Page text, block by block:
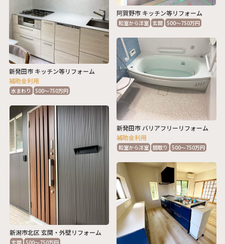
新発田市 キッチン等リフォーム
補助金利用
水まわり 500～750万円
阿賀野市 キッチン等リフォーム
和室から洋室 玄関 500～750万円
新発田市 バリアフリーリフォーム
補助金利用
和室から洋室 間取り 500～750万円
新潟市北区 玄関・外壁リフォーム
玄関 500～750万円